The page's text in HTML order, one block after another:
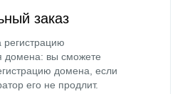
заказ
домена: вы сможете
домена, если
его не продлит.